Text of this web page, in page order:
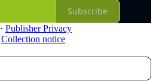
Subscribe
· Publisher Privacy
Collection notice